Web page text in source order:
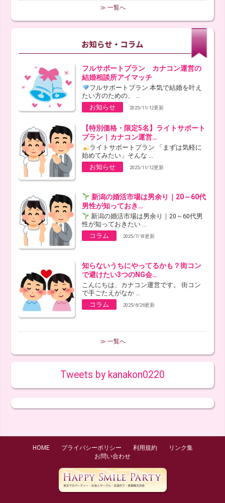
≫ 一覧へ
フルサポートプラン カナコン運営の
結婚相談所アイマッチ
フルサポートプラン 本気で結婚を叶え
たい方のための、 ...
お知らせ
2025/11/12更新
【特別価格・限定5名】ライトサポート
プラン｜カナコン運営…
ライトサポートプラン 「まずは気軽に
始めてみたい」そんな ...
お知らせ
2025/11/12更新
新潟の婚活市場は男余り｜20～60代
男性が知っておき…
新潟の婚活市場は男余り｜20～60代男
性が知っておきたい ...
コラム
2025/7/18更新
知らないうちにやってるかも？街コン
で避けたい3つのNG会…
こんにちは、カナコン運営です。 街コン
で手ごたえがなか ...
コラム
2025/6/26更新
≫ 一覧へ
Tweets by kanakon0220
HOME プライバシーポリシー 利用規約
リンク集
お問い合わせ